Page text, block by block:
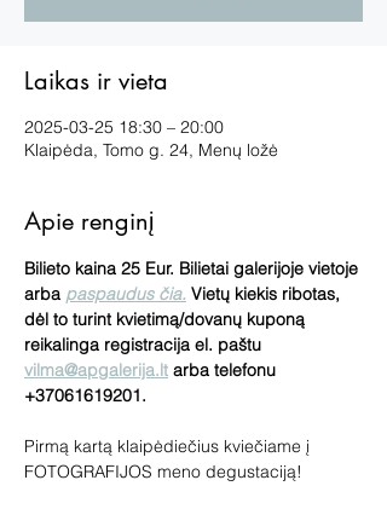
Laikas ir vieta
2025-03-25 18:30 – 20:00
Klaipėda, Tomo g. 24, Menų ložė
Apie renginį
Bilieto kaina 25 Eur. Bilietai galerijoje vietoje
arba paspaudus čia. Vietų kiekis ribotas,
dėl to turint kvietimą/dovanų kuponą
reikalinga registracija el. paštu
vilma@apgalerija.lt arba telefonu
+37061619201.
Pirmą kartą klaipėdiečius kviečiame į
FOTOGRAFIJOS meno degustaciją!